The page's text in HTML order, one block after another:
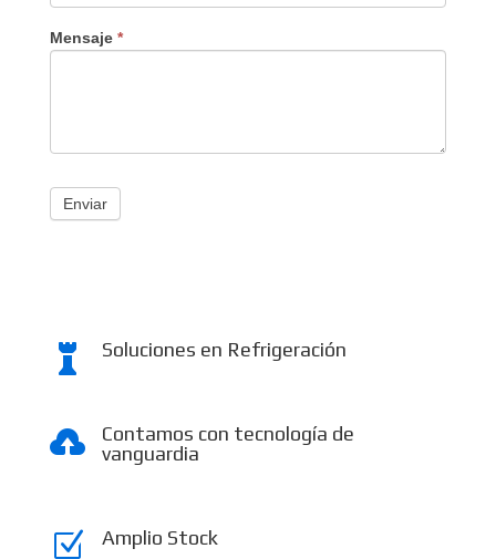
Mensaje *
Enviar
 Soluciones en Refrigeración

Contamos con tecnología de
vanguardia
Z Amplio Stock